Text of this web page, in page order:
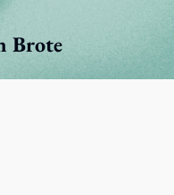
Brote